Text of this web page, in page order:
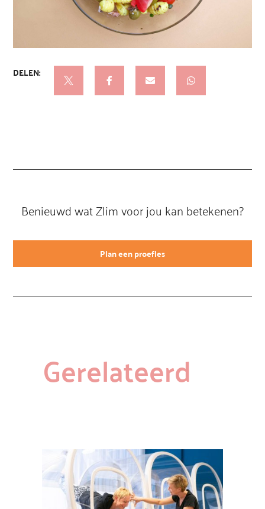

Benieuwd wat Zlim voor jou kan betekenen?
Plan een proefles
Gerelateerd